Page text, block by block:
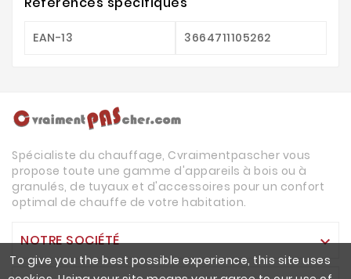
To give you the best possible experience, this site uses
EAN-13 3664711105262
Spécialiste du chauffage, Cvraimentpascher vous
propose toute une gamme d'appareils à bois ou à
granulés, de tuyaux et d'accessoires pour un confort
optimal de chauffe de votre habitation.
NOTRE SOCIÉTÉ 